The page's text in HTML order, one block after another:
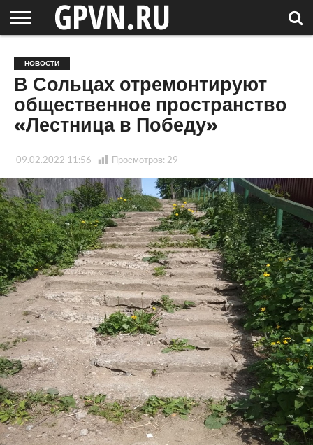
ОБЛАСТЬ
НОВОСТИ
СОСЕДЕЙ
РОССИЯ
/ МИР
СПЕЦПРОЕКТЫ
БЛОГ
СТАТЬИ
ФОТОРЕПОРТАЖИ
ИНТЕРВЬЮ
ОБЪЕКТЫ
ПОДБОРКИ
НОВОСТИ
В Сольцах отремонтируют
общественное пространство
«Лестница в Победу»
09.02.2022 11:56 Просмотров: 29